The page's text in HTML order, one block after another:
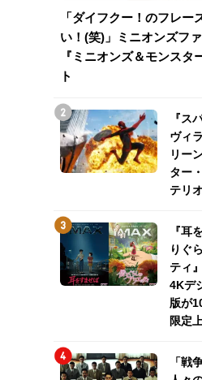
「ダイフクー！のフレー
い！(笑)」ミニオンズフ
『ミニオンズ＆モンスタ
ト
『ス
ヴィ
リー
ター
テリ
『耳
りぐ
ティ
4Kデ
版が
限定
「戦